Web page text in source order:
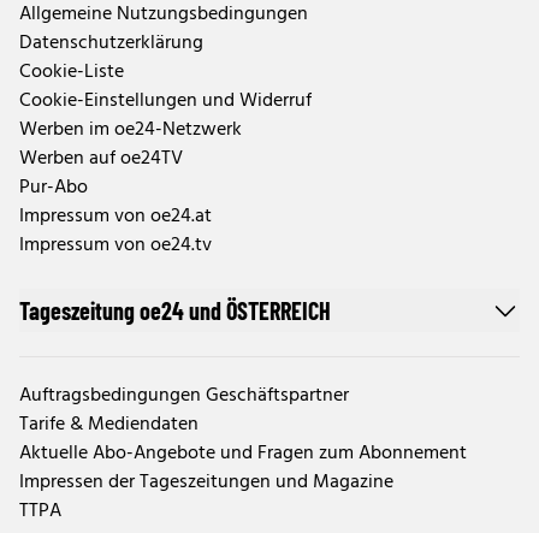
Allgemeine Nutzungsbedingungen
Datenschutzerklärung
Cookie-Liste
Cookie-Einstellungen und Widerruf
Werben im oe24-Netzwerk
Werben auf oe24TV
Pur-Abo
Impressum von oe24.at
Impressum von oe24.tv
Tageszeitung oe24 und ÖSTERREICH
Auftragsbedingungen Geschäftspartner
Tarife & Mediendaten
Aktuelle Abo-Angebote und Fragen zum Abonnement
Impressen der Tageszeitungen und Magazine
TTPA